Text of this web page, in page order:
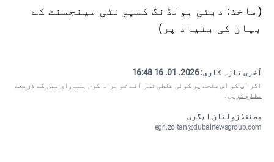
(ماخذ: دبئی ہولڈنگ کمیونٹی مینجمنٹ کے
بیان کی بنیاد پر)
آخری تازہ کاری:2026. 01. 16 16:48
اگر آپ کو اس صفحے پر کوئی غلطی نظر آئے تو براہ کرم ہمیں ای میل کے ذریعے
مطلع کریں ۔
مصنف: زولتان ایگری
egri.zoltan@dubainewsgroup.com